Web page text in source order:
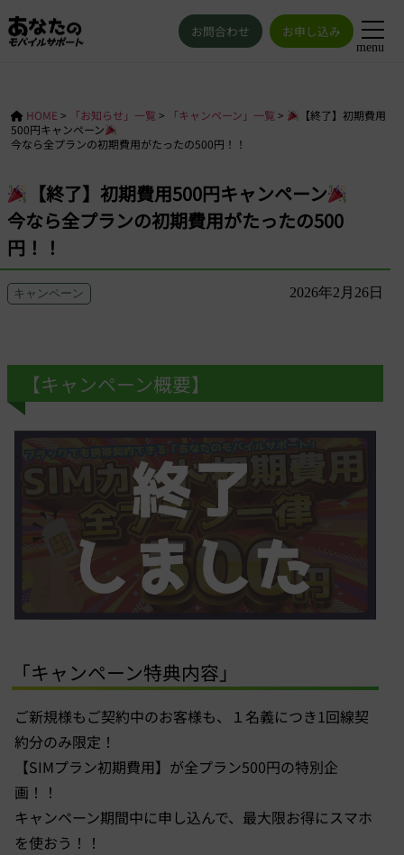
menu
お問合わせ お申し込み
HOME > 「お知らせ」一覧 > 「キャンペーン」一覧 >
【終了】初期費用
500円キャンペーン
今なら全プランの初期費用がたったの500円！！
【終了】初期費用500円キャンペーン
今なら全プランの初期費用がたったの500
円！！
キャンペーン 2026年2月26日
【キャンペーン概要】
「キャンペーン特典内容」
ご新規様もご契約中のお客様も、１名義につき1回線契
約分のみ限定！
【SIMプラン初期費用】が全プラン500円の特別企
画！！
キャンペーン期間中に申し込んで、最大限お得にスマホ
を使おう！！